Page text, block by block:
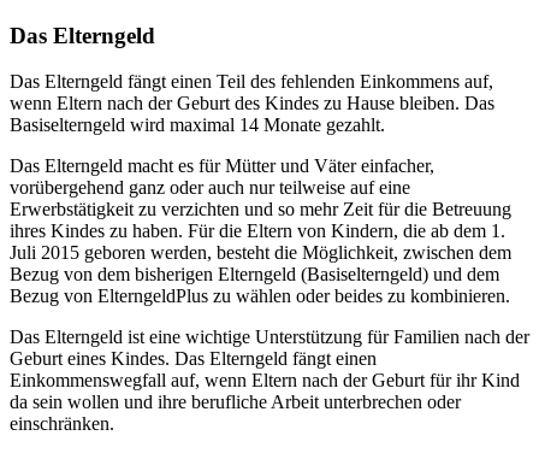
Das Elterngeld
Das Elterngeld fängt einen Teil des fehlenden Einkommens auf,
wenn Eltern nach der Geburt des Kindes zu Hause bleiben. Das
Basiselterngeld wird maximal 14 Monate gezahlt.
Das Elterngeld macht es für Mütter und Väter einfacher,
vorübergehend ganz oder auch nur teilweise auf eine
Erwerbstätigkeit zu verzichten und so mehr Zeit für die Betreuung
ihres Kindes zu haben. Für die Eltern von Kindern, die ab dem 1.
Juli 2015 geboren werden, besteht die Möglichkeit, zwischen dem
Bezug von dem bisherigen Elterngeld (Basiselterngeld) und dem
Bezug von ElterngeldPlus zu wählen oder beides zu kombinieren.
Das Elterngeld ist eine wichtige Unterstützung für Familien nach der
Geburt eines Kindes. Das Elterngeld fängt einen
Einkommenswegfall auf, wenn Eltern nach der Geburt für ihr Kind
da sein wollen und ihre berufliche Arbeit unterbrechen oder
einschränken.